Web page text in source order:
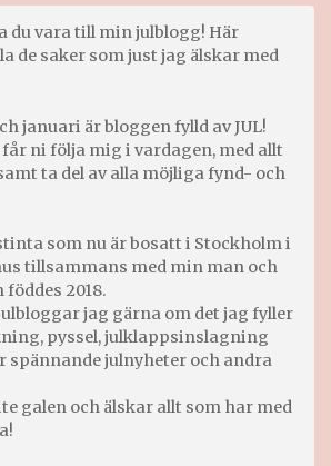
du vara till min julblogg! Här
de saker som just jag älskar med
januari är bloggen fylld av JUL!
ni följa mig i vardagen, med allt
ta del av alla möjliga fynd- och
som nu är bosatt i Stockholm i
tillsammans med min man och
2018.
jag gärna om det jag fyller
pyssel, julklappsinslagning
spännande julnyheter och andra
galen och älskar allt som har med